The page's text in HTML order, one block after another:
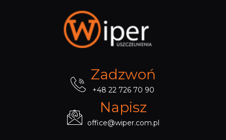
Zadzwoń
+48 22 726 70 90
Napisz
office@wiper.com.pl